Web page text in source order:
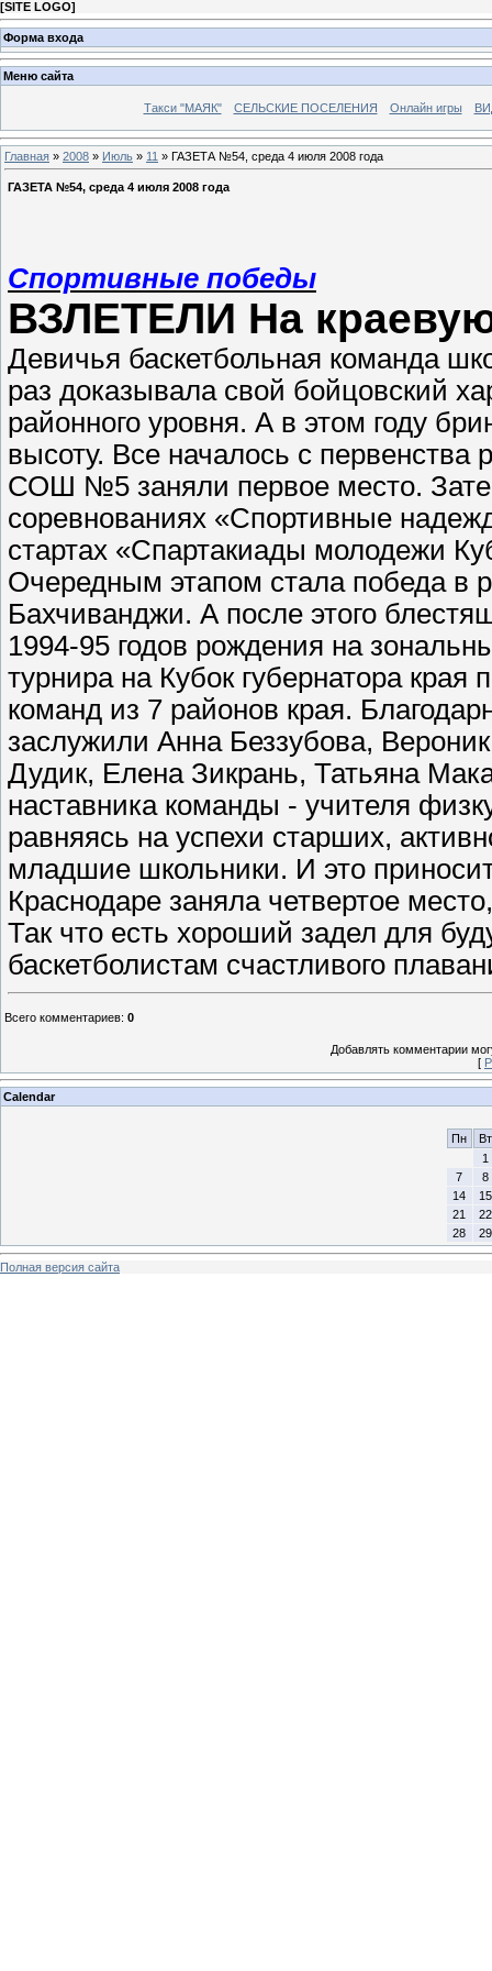
[SITE LOGO]
Форма входа
Меню сайта
Такси "МАЯК" СЕЛЬСКИЕ ПОСЕЛЕНИЯ Онлайн игры
Главная » 2008 » Июль » 11 » ГАЗЕТА №54, среда 4 июля 2008 года
ГАЗЕТА №54, среда 4 июля 2008 года
Спортивные победы
ВЗЛЕТЕЛИ На
Девичья баскетбольная команда
раз доказывала свой бойцовский
районного уровня. А в этом году
высоту. Все началось с первенства
СОШ №5 заняли первое место.
соревнованиях «Спортивные
стартах «Спартакиады молодежи
Очередным этапом стала победа в
Бахчиванджи. А после этого
1994-95 годов рождения на
турнира на Кубок губернатора
команд из 7 районов края.
заслужили Анна Беззубова,
Дудик, Елена Зикрань, Татьяна
наставника команды - учителя
равняясь на успехи старших,
младшие школьники. И это
Краснодаре заняла четвертое
Так что есть хороший задел для
баскетболистам счастливого
Всего комментариев: 0
Добавлять комментарии
[
Calendar
Пн
Вт
1
7
8
14
15
21
22
28
29
Полная версия сайта